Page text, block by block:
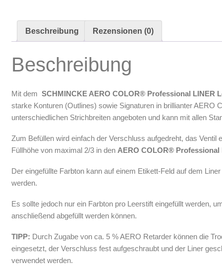
Luftreinigung & Filter
Zubehör & Ausstattung
Spezialliteratur & Anleitungen
Gutscheine
X
Beschreibung Rezensionen (0)
Beschreibung
Mit dem SCHMINCKE AERO COLOR® Professional LINER
starke Konturen (Outlines) sowie Signaturen in brillianter AERO
unterschiedlichen Strichbreiten angeboten und kann mit allen
Zum Befüllen wird einfach der Verschluss aufgedreht, das
Füllhöhe von maximal 2/3 in den AERO COLOR® Professional
Der eingefüllte Farbton kann auf einem Etikett-Feld auf dem
werden.
Es sollte jedoch nur ein Farbton pro Leerstift eingefüllt werden,
anschließend abgefüllt werden können.
TIPP: Durch Zugabe von ca. 5 % AERO Retarder können die
eingesetzt, der Verschluss fest aufgeschraubt und der Liner
verwendet werden.